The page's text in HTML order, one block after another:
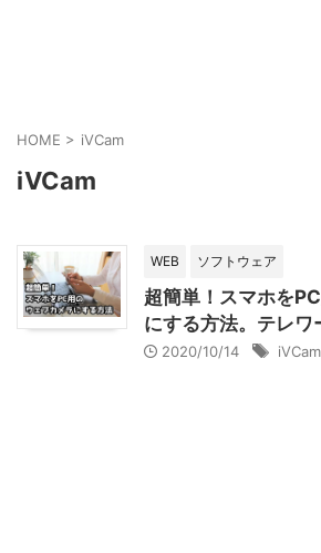
HOME > iVCam
iVCam
WEB ソフトウェア
超簡単！スマホを
にする方法。テレワ
2020/10/14 iVCam